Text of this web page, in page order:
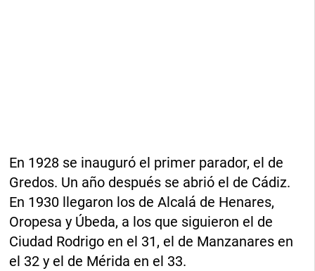
En 1928 se inauguró el primer parador, el de
Gredos. Un año después se abrió el de Cádiz.
En 1930 llegaron los de Alcalá de Henares,
Oropesa y Úbeda, a los que siguieron el de
Ciudad Rodrigo en el 31, el de Manzanares en
el 32 y el de Mérida en el 33.